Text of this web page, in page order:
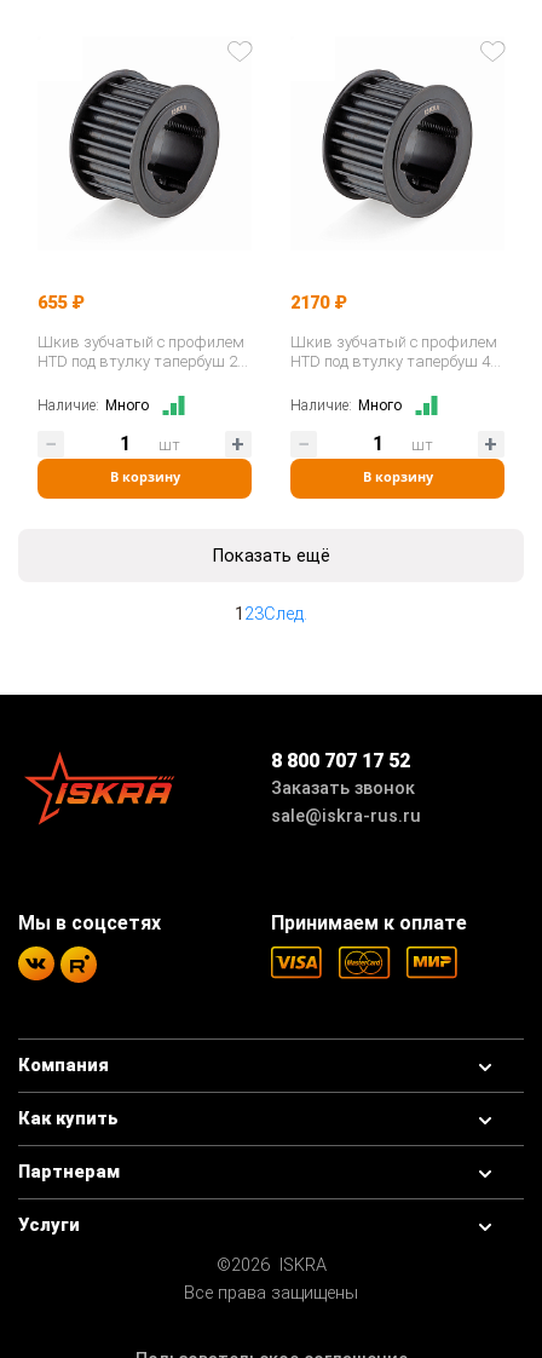
655 ₽
Шкив зубчатый с профилем
HTD под втулку тапербуш 24-
Наличие: Много
В корзину
шт
2170 ₽
Шкив зубчатый с профилем
HTD под втулку тапербуш 48-
Наличие: Много
В корзину
шт
Показать ещё
1 23След.
8 800 707 17 52
Заказать звонок
sale@iskra-rus.ru
Компания
Как купить
Партнерам
Услуги
©2026 ISKRA
Все права защищены
Принимаем к оплате
Мы в соцсетях